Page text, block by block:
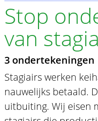
Stop
van
3 ondertekeningen
Stagiairs werken
nauwelijks betaald.
uitbuiting. Wij eisen